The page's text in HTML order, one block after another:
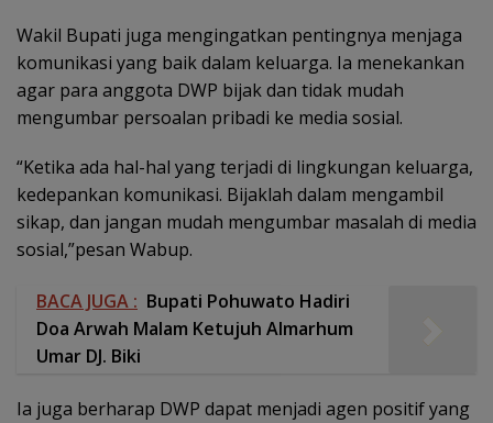
Wakil Bupati juga mengingatkan pentingnya menjaga
komunikasi yang baik dalam keluarga. Ia menekankan
agar para anggota DWP bijak dan tidak mudah
mengumbar persoalan pribadi ke media sosial.
“Ketika ada hal-hal yang terjadi di lingkungan keluarga,
kedepankan komunikasi. Bijaklah dalam mengambil
sikap, dan jangan mudah mengumbar masalah di media
sosial,”pesan Wabup.
BACA JUGA : Bupati Pohuwato Hadiri
Doa Arwah Malam Ketujuh Almarhum
Umar DJ. Biki
Ia juga berharap DWP dapat menjadi agen positif yang